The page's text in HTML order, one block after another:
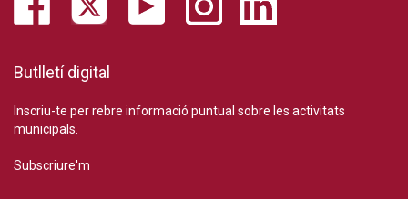
Butlletí digital
Inscriu-te per rebre informació puntual sobre les activitats
municipals.
Subscriure'm